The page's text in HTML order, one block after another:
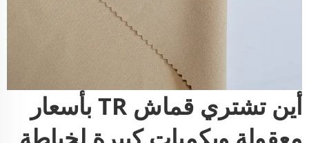
أين تشتري قماش TR بأسعار